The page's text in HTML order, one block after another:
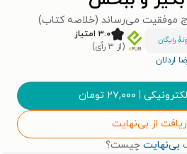
موفقیت می‌رساند (خلاصه کتاب)
رایگان
۳.۰ امتیاز
(از ۳ رأی)
اردلان
| ۲۷,۰۰۰ تومان
از بی‌نهایت
بی‌نهایت چیست؟